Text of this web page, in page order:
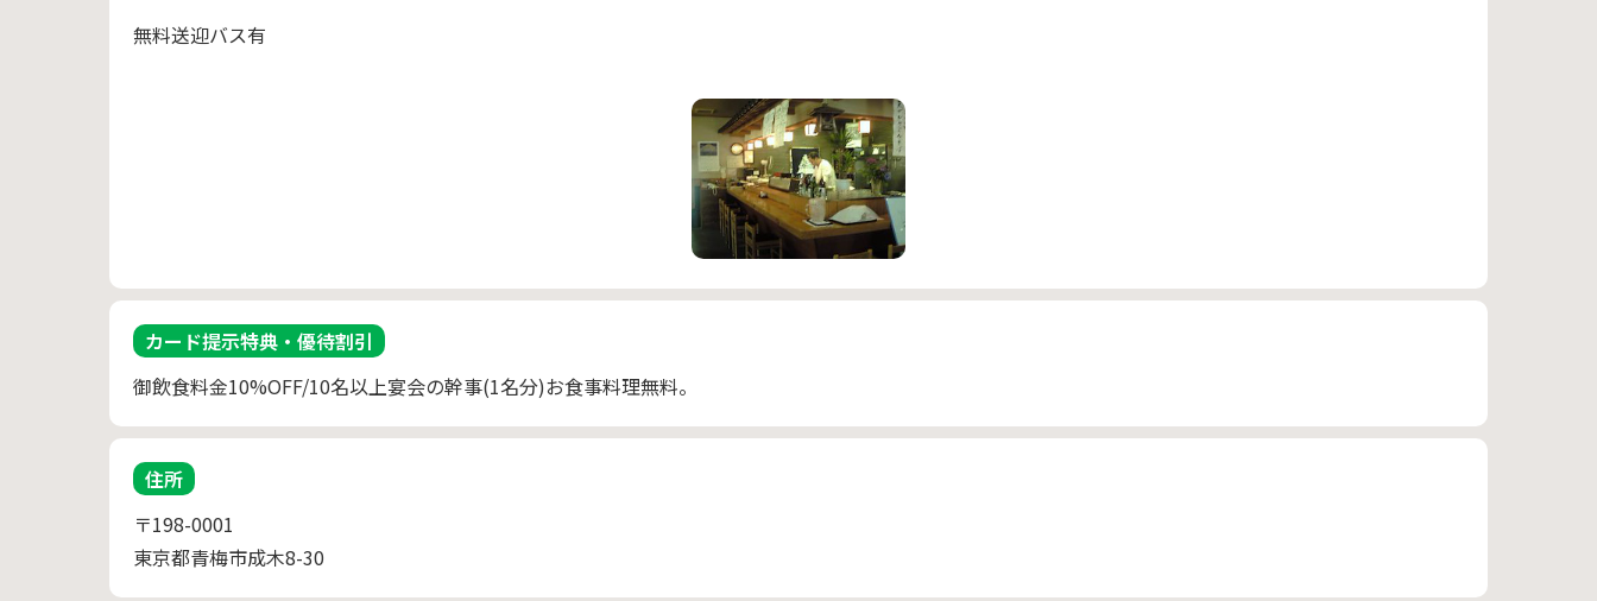
無料送迎バス有
カード提示特典・優待割引
御飲食料金10%OFF/10名以上宴会の幹事(1名分)お食事料理無料。
住所
〒198-0001
東京都青梅市成木8-30